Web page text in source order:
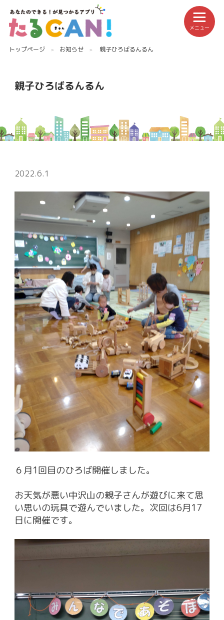
トップページ お知らせ 親子ひろばるんるん
親子ひろばるんるん
2022.6.1
６月1回目のひろば開催しました。
お天気が悪い中沢山の親子さんが遊びに来て思
い思いの玩具で遊んでいました。次回は6月17
日に開催です。
メニュー